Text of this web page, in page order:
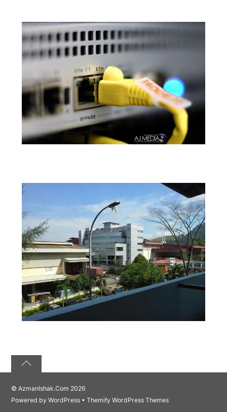
©AzmanIshak.Com 2026
Powered byWordPress •Themify WordPress Themes